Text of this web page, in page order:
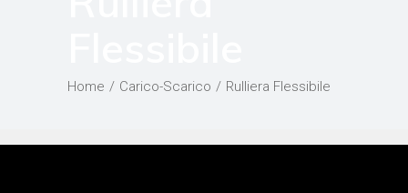
Home Carico-Scarico Rulliera Flessibile